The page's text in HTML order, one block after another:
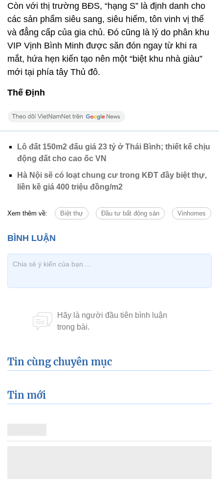
Còn với thị trường BĐS, “hạng S” là định danh cho
các sản phẩm siêu sang, siêu hiếm, tôn vinh vị thế
và đẳng cấp của gia chủ. Đó cũng là lý do phân khu
VIP Vịnh Bình Minh được săn đón ngay từ khi ra
mắt, hứa hẹn kiến tạo nên một “biệt khu nhà giàu”
mới tại phía tây Thủ đô.
Thế Định
Lô đất 150m2 đấu giá 23 tỷ ở Thái Bình; thiết kế chịu
động đất cho cao ốc VN
Hà Nội sẽ có loạt chung cư trong KĐT đầy biệt thự,
liền kề giá 400 triệu đồng/m2
Xem thêm về: Biệt thự Đầu tư bất động sản Vinhomes
Tin cùng chuyên mục
Tin mới